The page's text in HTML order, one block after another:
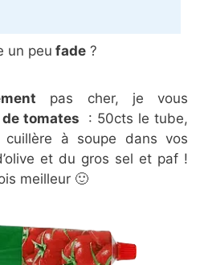
un peu fade ?
pas cher, je vous
tomates
: 50cts le tube,
à soupe dans vos
et du gros sel et paf !
meilleur 🙂